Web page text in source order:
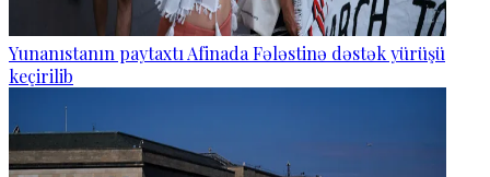
Yunanıstanın paytaxtı Afinada Fələstinə dəstək yürüşü
keçirilib